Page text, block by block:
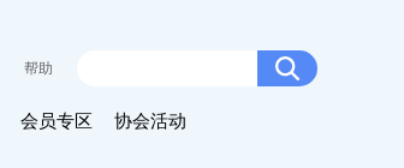
帮助
会员专区 协会活动